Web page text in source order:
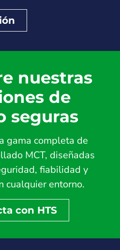
nuestras
de
seguras
gama completa de
MCT, diseñadas
fiabilidad y
cualquier entorno.
con HTS